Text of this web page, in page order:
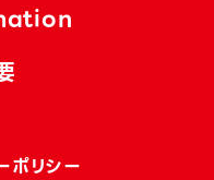
ポリシー